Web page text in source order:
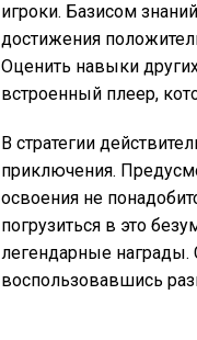
игроки. Базисом
достижения
Оценить навыки
встроенный плеер,
В стратегии
приключения.
освоения не
погрузиться в это
легендарные
воспользовавшись